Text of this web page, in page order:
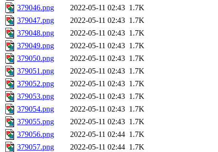
379046.png
2022-05-11 02:43 1.7K
379047.png
2022-05-11 02:43 1.7K
379048.png
2022-05-11 02:43 1.7K
379049.png
2022-05-11 02:43 1.7K
379050.png
2022-05-11 02:43 1.7K
379051.png
2022-05-11 02:43 1.7K
379052.png
2022-05-11 02:43 1.7K
379053.png
2022-05-11 02:43 1.7K
379054.png
2022-05-11 02:43 1.7K
379055.png
2022-05-11 02:43 1.7K
379056.png
2022-05-11 02:44 1.7K
379057.png
2022-05-11 02:44 1.7K